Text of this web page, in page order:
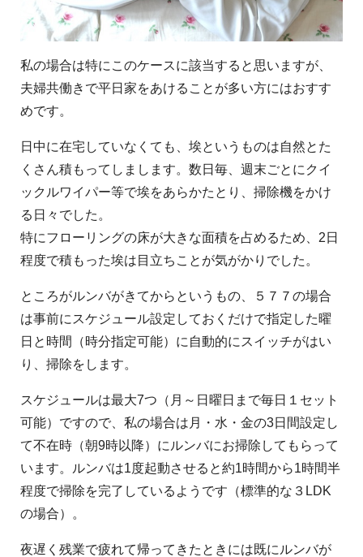
私の場合は特にこのケースに該当すると思いますが、
夫婦共働きで平日家をあけることが多い方にはおすす
めです。
日中に在宅していなくても、埃というものは自然とた
くさん積もってしまします。数日毎、週末ごとにクイ
ックルワイパー等で埃をあらかたとり、掃除機をかけ
る日々でした。
特にフローリングの床が大きな面積を占めるため、2日
程度で積もった埃は目立ちことが気がかりでした。
ところがルンバがきてからというもの、５７７の場合
は事前にスケジュール設定しておくだけで指定した曜
日と時間（時分指定可能）に自動的にスイッチがはい
り、掃除をします。
スケジュールは最大7つ（月～日曜日まで毎日１セット
可能）ですので、私の場合は月・水・金の3日間設定し
て不在時（朝9時以降）にルンバにお掃除してもらって
います。ルンバは1度起動させると約1時間から1時間半
程度で掃除を完了しているようです（標準的な３LDK
の場合）。
夜遅く残業で疲れて帰ってきたときには既にルンバが